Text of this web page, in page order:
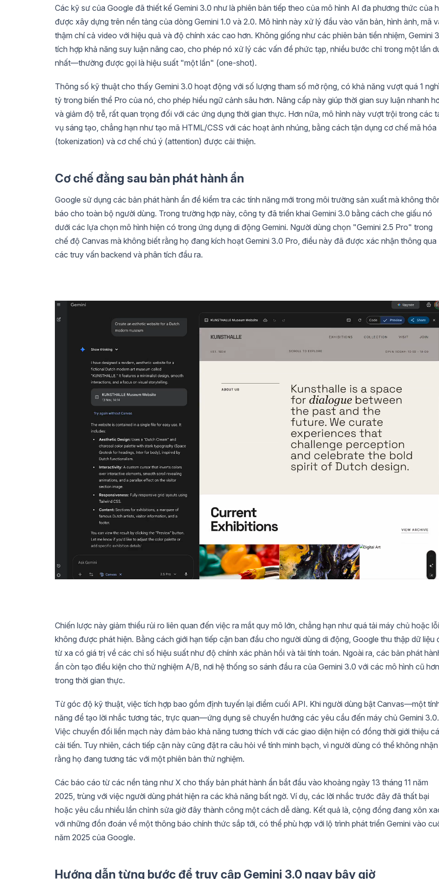
Các kỹ sư của Google đã thiết kế Gemini 3.0 như là phiên bản tiếp theo của mô hình AI đa phương thức của
được xây dựng trên nền tảng của dòng Gemini 1.0 và 2.0. Mô hình này xử lý đầu vào văn bản, hình ảnh, mã
thậm chí cả video với hiệu quả và độ chính xác cao hơn. Không giống như các phiên bản tiền nhiệm, Gemini
tích hợp khả năng suy luận nâng cao, cho phép nó xử lý các vấn đề phức tạp, nhiều bước chỉ trong một lần
nhất—thường được gọi là hiệu suất "một lần" (one-shot).
Thông số kỹ thuật cho thấy Gemini 3.0 hoạt động với số lượng tham số mở rộng, có khả năng vượt quá 1
tỷ trong biến thể Pro của nó, cho phép hiểu ngữ cảnh sâu hơn. Nâng cấp này giúp thời gian suy luận nhanh
và giảm độ trễ, rất quan trọng đối với các ứng dụng thời gian thực. Hơn nữa, mô hình này vượt trội trong các
vụ sáng tạo, chẳng hạn như tạo mã HTML/CSS với các hoạt ảnh nhúng, bằng cách tận dụng cơ chế mã hóa
(tokenization) và cơ chế chú ý (attention) được cải thiện.
Cơ chế đằng sau bản phát hành ẩn
Google sử dụng các bản phát hành ẩn để kiểm tra các tính năng mới trong môi trường sản xuất mà không
báo cho toàn bộ người dùng. Trong trường hợp này, công ty đã triển khai Gemini 3.0 bằng cách che giấu nó
dưới các lựa chọn mô hình hiện có trong ứng dụng di động Gemini. Người dùng chọn "Gemini 2.5 Pro" trong
chế độ Canvas mà không biết rằng họ đang kích hoạt Gemini 3.0 Pro, điều này đã được xác nhận thông qua
các truy vấn backend và phân tích đầu ra.
Chiến lược này giảm thiểu rủi ro liên quan đến việc ra mắt quy mô lớn, chẳng hạn như quá tải máy chủ hoặc lỗi
không được phát hiện. Bằng cách giới hạn tiếp cận ban đầu cho người dùng di động, Google thu thập dữ liệu
từ xa có giá trị về các chỉ số hiệu suất như độ chính xác phản hồi và tải tính toán. Ngoài ra, các bản phát
ẩn còn tạo điều kiện cho thử nghiệm A/B, nơi hệ thống so sánh đầu ra của Gemini 3.0 với các mô hình cũ hơn
trong thời gian thực.
Từ góc độ kỹ thuật, việc tích hợp bao gồm định tuyến lại điểm cuối API. Khi người dùng bật Canvas—một
năng để tạo lời nhắc tương tác, trực quan—ứng dụng sẽ chuyển hướng các yêu cầu đến máy chủ Gemini 3.0.
Việc chuyển đổi liền mạch này đảm bảo khả năng tương thích với các giao diện hiện có đồng thời giới thiệu
cải tiến. Tuy nhiên, cách tiếp cận này cũng đặt ra câu hỏi về tính minh bạch, vì người dùng có thể không nhận
rằng họ đang tương tác với một phiên bản thử nghiệm.
Các báo cáo từ các nền tảng như X cho thấy bản phát hành ẩn bắt đầu vào khoảng ngày 13 tháng 11 năm
2025, trùng với việc người dùng phát hiện ra các khả năng bất ngờ. Ví dụ, các lời nhắc trước đây đã thất bại
hoặc yêu cầu nhiều lần chỉnh sửa giờ đây thành công một cách dễ dàng. Kết quả là, cộng đồng đang xôn
với những đồn đoán về một thông báo chính thức sắp tới, có thể phù hợp với lộ trình phát triển Gemini vào
năm 2025 của Google.
Hướng dẫn từng bước để truy cập Gemini 3.0 ngay bây giờ